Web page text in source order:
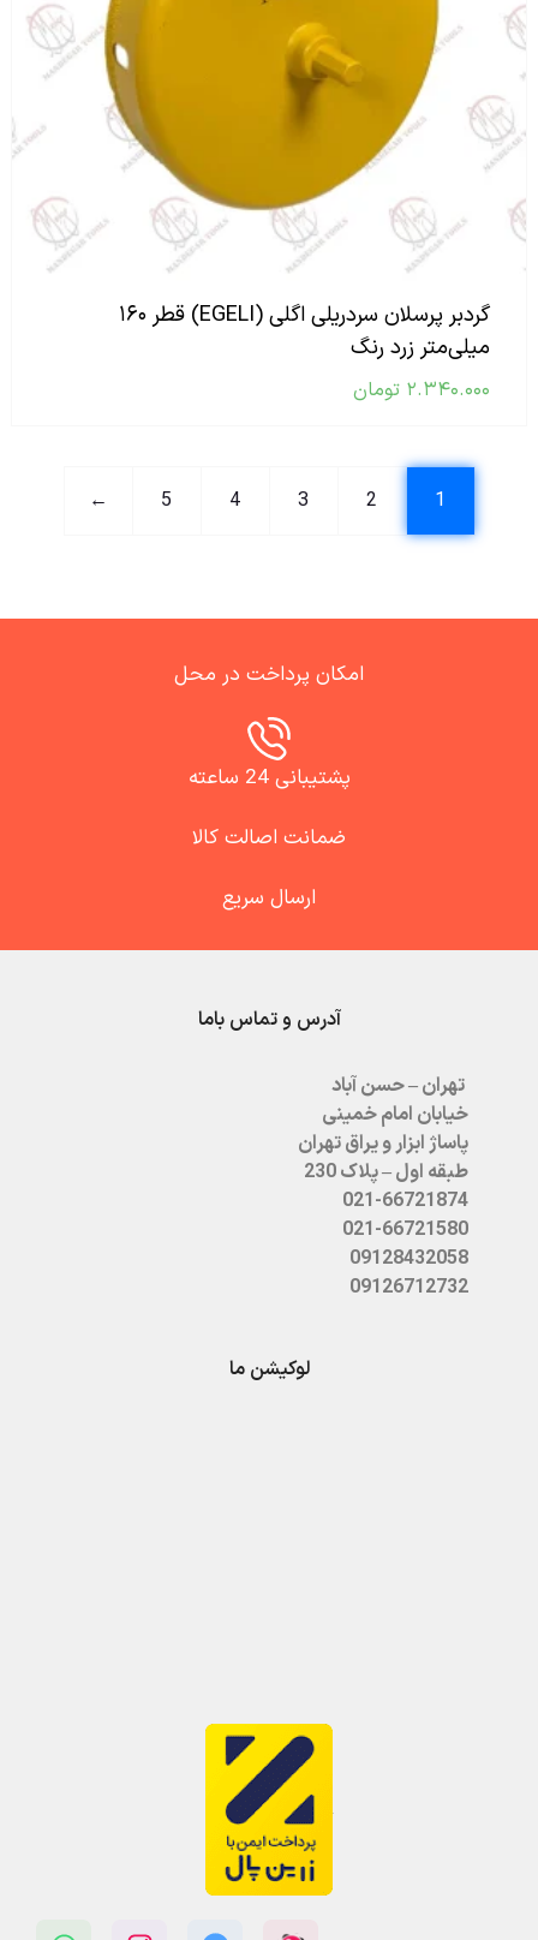
گردبر پرسلان سردریلی اگلی (EGELI) قطر ۱۶۰
میلی‌متر زرد رنگ
۲.۳۴۰.۰۰۰ تومان
1
2
3
4
5
←
امکان پرداخت در محل
پشتیبانی 24 ساعته
ضمانت اصالت کالا
ارسال سریع
آدرس و تماس باما
تهران – حسن آباد
خیابان امام خمینی
پاساژ ابزار و یراق تهران
طبقه اول – پلاک 230
021-66721874
021-66721580
09128432058
09126712732
لوکیشن ما